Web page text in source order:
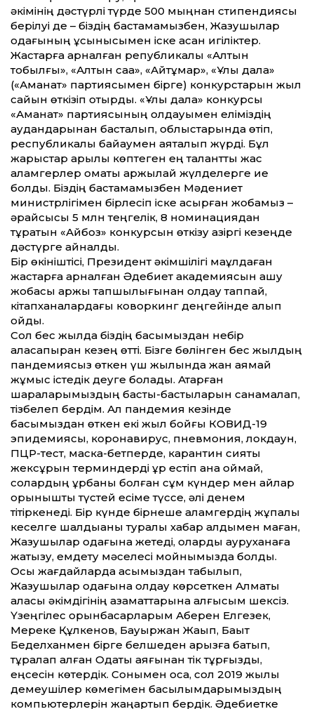
әкімінің дәстүрлі түрде 500 мыңнан стипендиясы
берілуі де – біздің бастамамызбен, Жазушылар
одағының ұсынысымен іске асқан игіліктер.
Жастарға арналған републикалық «Алтын
тобылғы», «Алтын сақа», «Айтұмар», «Ұлы дала»
(«Аманат» партиясымен бірге) конкурстарын жыл
сайын өткізіп отырдық. «Ұлы дала» конкурсы
«Аманат» партиясының қолдауымен еліміздің
аудандарынан басталып, облыстарында өтіп,
республикалық байқау­мен аяқталып жүрді. Бұл
жарыстар арқылы көптеген ең талант­ты жас
қаламгерлер қомақты қаржылай жүлделерге ие
болды. Біздің бастамамызбен Мәдениет
министрлігімен бірлесіп іске асырған жобамыз –
әрқайсысы 5 млн теңгелік, 8 номинациядан
тұратын «Айбоз» конкурсын өткізу қазіргі кезеңде
дәстүрге айналды.
Бір өкініштісі, Президент әкімшілігі мақұлдаған
жастарға арналған Әдебиет академиясын ашу
жобасы қаржы тапшылығынан қолдау таппай,
кітапханалардағы коворкинг деңгейінде қалып
қойды.
Сол бес жылда біздің басымыздан небір
аласапыран кезең өт­ті. Бізге бөлінген бес жылдың
пандемиясыз өткен үш жылында жан аямай
жұмыс істедік деуге болады. Атқарған
шараларымыздың басты-бастыларын санамалап,
тізбелеп бердім. Ал пандемия кезінде
басымыздан өткен екі жыл бойғы КОВИД-19
эпидемиясы, коронавирус, пневмония, локдаун,
ПЦР-тест, маска-бетперде, карантин сияқты
жексұрын терминдерді құр естіп қана қоймай,
солардың құрбаны болған сұм күндер мен айлар
қорқынышты түстей есіме түссе, әлі денем
тітіркенеді. Бір күнде бірнеше қаламгердің жұқпалы
кеселге шалдыққаны туралы хабар алдымен маған,
Жазушылар одағына жетеді, оларды ауруханаға
жатқызу, емдету мәселесі мойнымызда болды.
Осы жағдайларда қасымыздан табылып,
Жазушылар одағына қолдау көрсеткен Алматы
қаласы әкімдігінің азамат­тарына алғысым шексіз.
Үзеңгілес орынбасарларым Ақберен Елгезек,
Мереке Құлкенов, Бауыржан Жақып, Бақыт
Беделханмен бірге белшеден қарызға батып,
тұралап қалған Одақты аяғынан тік тұрғыздық,
еңсесін көтердік. Сонымен қоса, сол 2019 жылы
демеушілер көмегімен басылымдарымыздың
компьютерлерін жаңартып бердік. Әдебиетке